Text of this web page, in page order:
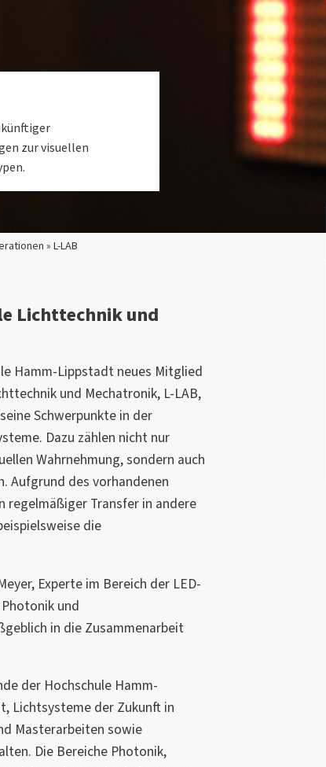
» L-LAB
zur visuellen
Lichttechnik und
Hamm-Lippstadt neues Mitglied
und Mechatronik, L-LAB,
Schwerpunkte in der
Dazu zählen nicht nur
Wahrnehmung, sondern auch
Aufgrund des vorhandenen
regelmäßiger Transfer in andere
die
Experte im Bereich der LED-
und
in die Zusammenarbeit
der Hochschule Hamm-
Lichtsysteme der Zukunft in
Masterarbeiten sowie
Die Bereiche Photonik,